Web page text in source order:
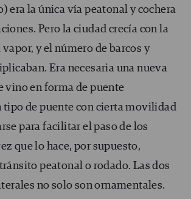
era la única vía peatonal y cochera
Pero la ciudad crecía con la
y el número de barcos y
Era necesaria una nueva
vino en forma de puente
tipo de puente con cierta movilidad
para facilitar el paso de los
que lo hace, por supuesto,
peatonal o rodado. Las dos
no solo son ornamentales.